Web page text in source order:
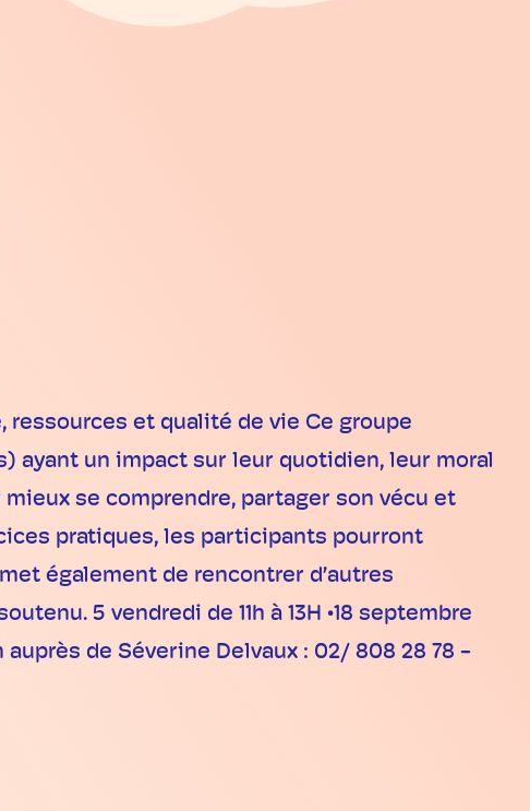
ressources et qualité de vie Ce groupe
ayant un impact sur leur quotidien, leur moral
se comprendre, partager son vécu et
pratiques, les participants pourront
également de rencontrer d’autres
5 vendredi de 11h à 13H •18 septembre
auprès de Séverine Delvaux : 02/ 808 28 78 -